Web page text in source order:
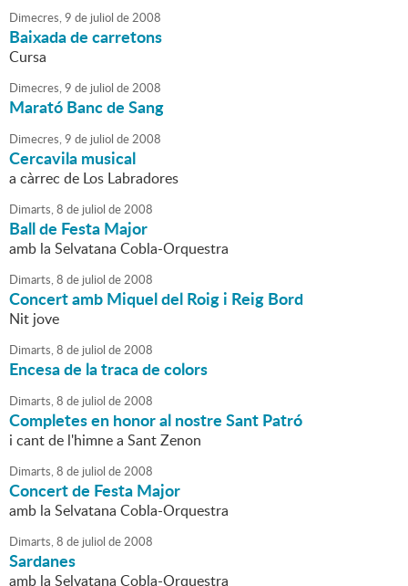
Dimecres,9 de juliol de2008
Baixada de carretons
Cursa
Dimecres,9 de juliol de2008
Marató Banc de Sang
Dimecres,9 de juliol de2008
Cercavila musical
a càrrec de Los Labradores
Dimarts,8 de juliol de2008
Ball de Festa Major
amb la Selvatana Cobla-Orquestra
Dimarts,8 de juliol de2008
Concert amb Miquel del Roig i Reig Bord
Nit jove
Dimarts,8 de juliol de2008
Encesa de la traca de colors
Dimarts,8 de juliol de2008
Completes en honor al nostre Sant Patró
i cant de l'himne a Sant Zenon
Dimarts,8 de juliol de2008
Concert de Festa Major
amb la Selvatana Cobla-Orquestra
Dimarts,8 de juliol de2008
Sardanes
amb la Selvatana Cobla-Orquestra